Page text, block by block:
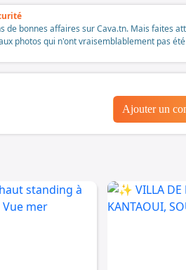
de bonnes affaires sur Cava.tn. Mais faites
photos qui n'ont vraisemblablement pas
Ajouter un